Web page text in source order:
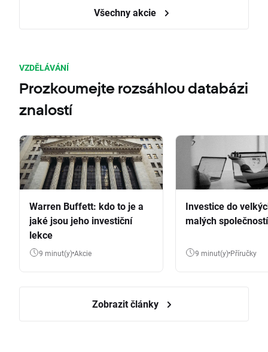
Všechny akcie
VZDĚLÁVÁNÍ
Prozkoumejte rozsáhlou databázi
znalostí
Warren Buffett: kdo to je a
jaké jsou jeho investiční
lekce
9 minut(y) Akcie
Investice do
malých společností
9 minut(y) Příručky
Zobrazit články